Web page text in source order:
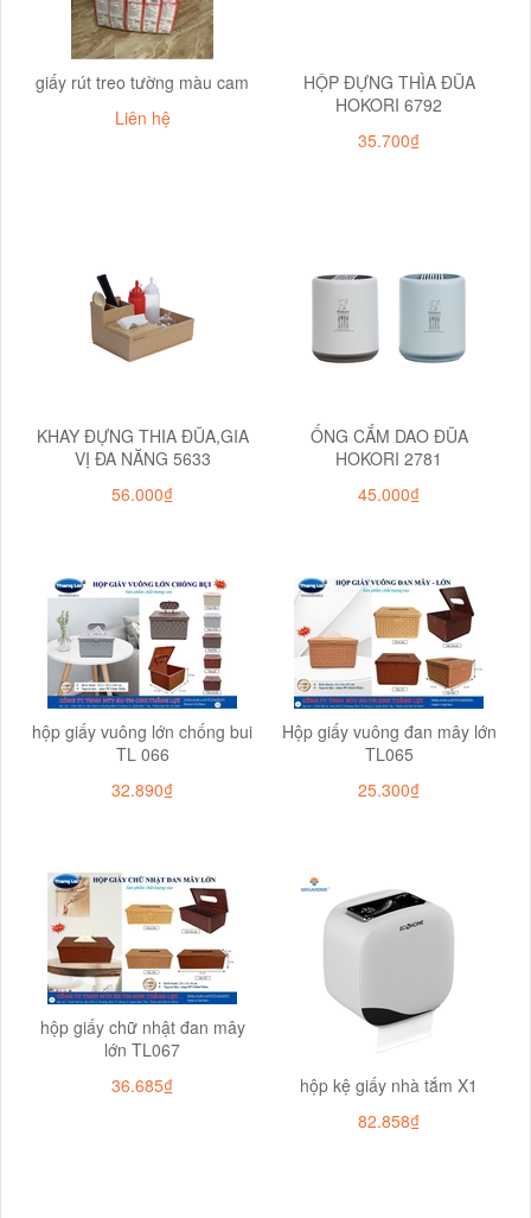
giấy rút treo tường màu cam
Liên hệ
HỘP ĐỰNG THÌA ĐŨA
HOKORI 6792
35.700₫
KHAY ĐỰNG THIA ĐŨA,GIA
VỊ ĐA NĂNG 5633
56.000₫
ỐNG CẮM DAO ĐŨA
HOKORI 2781
45.000₫
hộp giấy vuông lớn chống bui
TL 066
32.890₫
Hộp giấy vuông đan mây lớn
TL065
25.300₫
hộp giấy chữ nhật đan mây
lớn TL067
36.685₫
hộp kệ giấy nhà tắm X1
82.858₫